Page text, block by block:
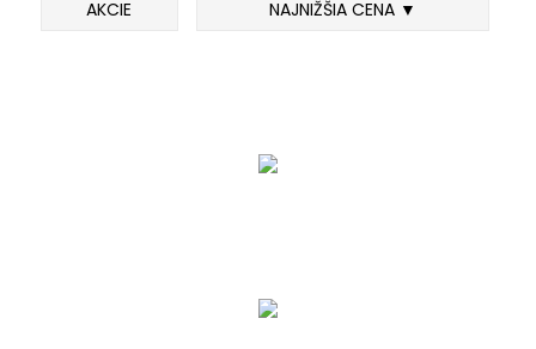
AKCIE NAJNIŽŠIA CENA ▼
SUMCOVÉ A MORSKÉ PRÚTY